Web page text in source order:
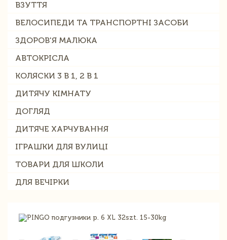
ВЗУТТЯ
ВЕЛОСИПЕДИ ТА ТРАНСПОРТНІ ЗАСОБИ
ЗДОРОВ'Я МАЛЮКА
АВТОКРІСЛА
КОЛЯСКИ 3 В 1, 2 В 1
ДИТЯЧУ КІМНАТУ
ДОГЛЯД
ДИТЯЧЕ ХАРЧУВАННЯ
ІГРАШКИ ДЛЯ ВУЛИЦІ
ТОВАРИ ДЛЯ ШКОЛИ
ДЛЯ ВЕЧІРКИ